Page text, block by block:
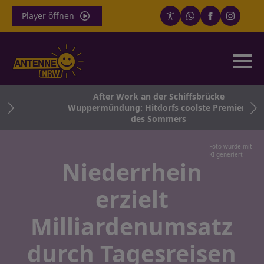
Player öffnen
in
After Work an der Schiffsbrücke
Wuppermündung: Hitdorfs coolste Premiere
des Sommers
Foto wurde mit
KI generiert
Niederrhein
erzielt
Milliardenumsatz
durch Tagesreisen